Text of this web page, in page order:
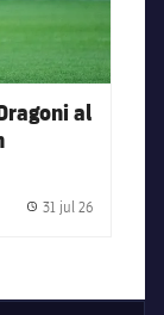
al
Fecha de
31 jul 26